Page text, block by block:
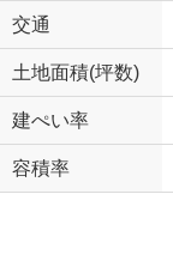
交通
土地面積(坪数)
建ぺい率
容積率